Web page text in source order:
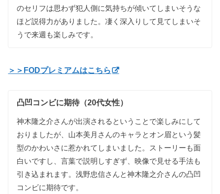
のセリフは思わず犯人側に気持ちが傾いてしまいそうな
ほど説得力がありました。凄く深入りして見てしまいそ
うで来週も楽しみです。
＞＞FODプレミアムはこちら
凸凹コンビに期待（20代女性）
神木隆之介さんが出演されるということで楽しみにして
おりましたが、山本美月さんのキャラとオン眉という髪
型のかわいさに惹かれてしまいました。ストーリーも面
白いですし、言葉で説明しすぎず、映像で見せる手法も
引き込まれます。浅野忠信さんと神木隆之介さんの凸凹
コンビに期待です。